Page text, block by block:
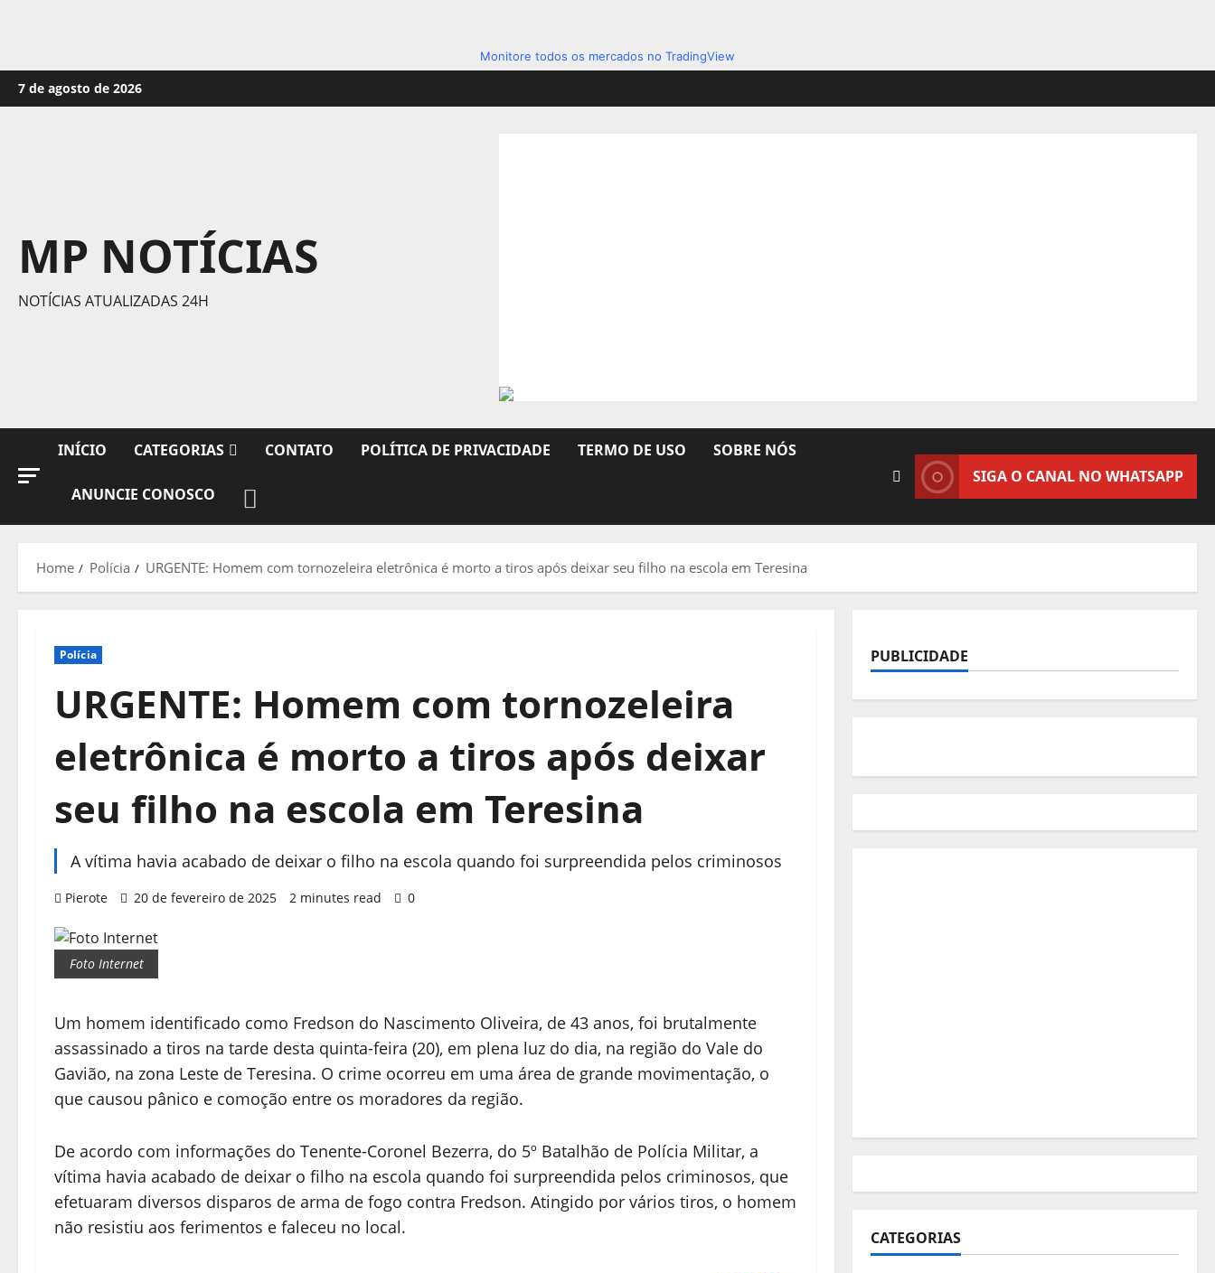
Monitore todos os mercados no TradingView
Skip
to
7 de agosto de 2026
MP NOTÍCIAS
NOTÍCIAS ATUALIZADAS 24H
INÍCIO CATEGORIAS CONTATO POLÍTICA DE PRIVACIDADE TERMO DE USO SOBRE NÓS
ANUNCIE CONOSCO
SIGA O CANAL NO WHATSAPP
Home Polícia URGENTE: Homem com tornozeleira eletrônica é morto a tiros após deixar seu filho na escola em Teresina
Polícia
URGENTE: Homem com tornozeleira
eletrônica é morto a tiros após deixar
seu filho na escola em Teresina
A vítima havia acabado de deixar o filho na escola quando foi surpreendida pelos criminosos
Pierote 20 de fevereiro de 2025 2 minutes read 0
Foto Internet
Um homem identificado como Fredson do Nascimento Oliveira, de 43 anos, foi brutalmente
assassinado a tiros na tarde desta quinta-feira (20), em plena luz do dia, na região do Vale do
Gavião, na zona Leste de Teresina. O crime ocorreu em uma área de grande movimentação, o
que causou pânico e comoção entre os moradores da região.
De acordo com informações do Tenente-Coronel Bezerra, do 5º Batalhão de Polícia Militar, a
vítima havia acabado de deixar o filho na escola quando foi surpreendida pelos criminosos, que
efetuaram diversos disparos de arma de fogo contra Fredson. Atingido por vários tiros, o homem
não resistiu aos ferimentos e faleceu no local.
PUBLICIDADE
CATEGORIAS